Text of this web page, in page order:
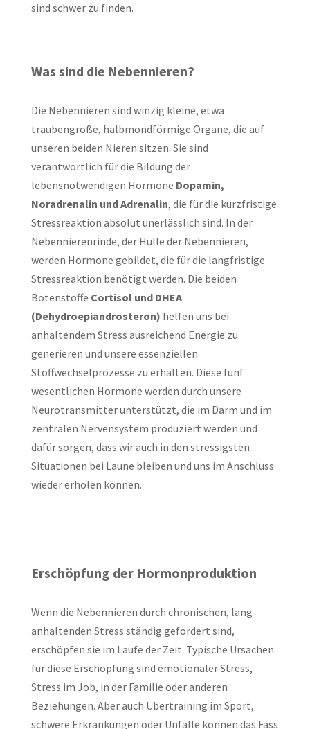
sind schwer zu finden.
Was sind die Nebennieren?
Die Nebennieren sind winzig kleine, etwa
traubengroße, halbmondförmige Organe, die auf
unseren beiden Nieren sitzen. Sie sind
verantwortlich für die Bildung der
lebensnotwendigen Hormone Dopamin,
Noradrenalin und Adrenalin, die für die kurzfristige
Stressreaktion absolut unerlässlich sind. In der
Nebennierenrinde, der Hülle der Nebennieren,
werden Hormone gebildet, die für die langfristige
Stressreaktion benötigt werden. Die beiden
Botenstoffe Cortisol und DHEA
(Dehydroepiandrosteron) helfen uns bei
anhaltendem Stress ausreichend Energie zu
generieren und unsere essenziellen
Stoffwechselprozesse zu erhalten. Diese fünf
wesentlichen Hormone werden durch unsere
Neurotransmitter unterstützt, die im Darm und im
zentralen Nervensystem produziert werden und
dafür sorgen, dass wir auch in den stressigsten
Situationen bei Laune bleiben und uns im Anschluss
wieder erholen können.
Erschöpfung der Hormonproduktion
Wenn die Nebennieren durch chronischen, lang
anhaltenden Stress ständig gefordert sind,
erschöpfen sie im Laufe der Zeit. Typische Ursachen
für diese Erschöpfung sind emotionaler Stress,
Stress im Job, in der Familie oder anderen
Beziehungen. Aber auch Übertraining im Sport,
schwere Erkrankungen oder Unfälle können das Fass